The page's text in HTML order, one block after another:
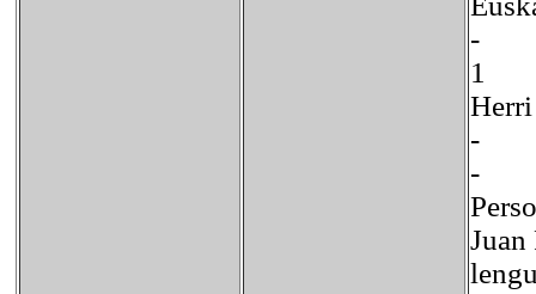
-
-
Juan